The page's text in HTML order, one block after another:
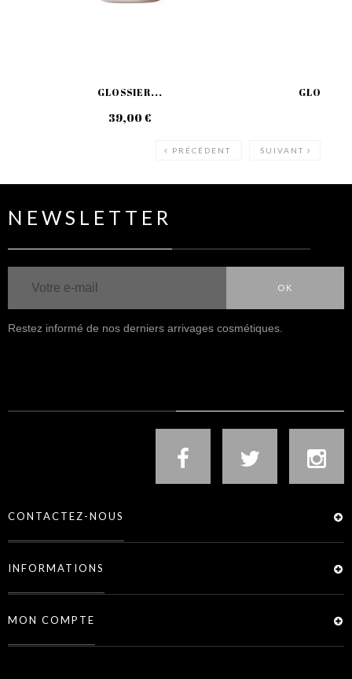
GLOSSIER...
39,00 €
PRÉCÉDENT SUIVANT
NEWSLETTER
OK
Restez informé de nos derniers arrivages cosmétiques.
CONTACTEZ-NOUS
INFORMATIONS
MON COMPTE